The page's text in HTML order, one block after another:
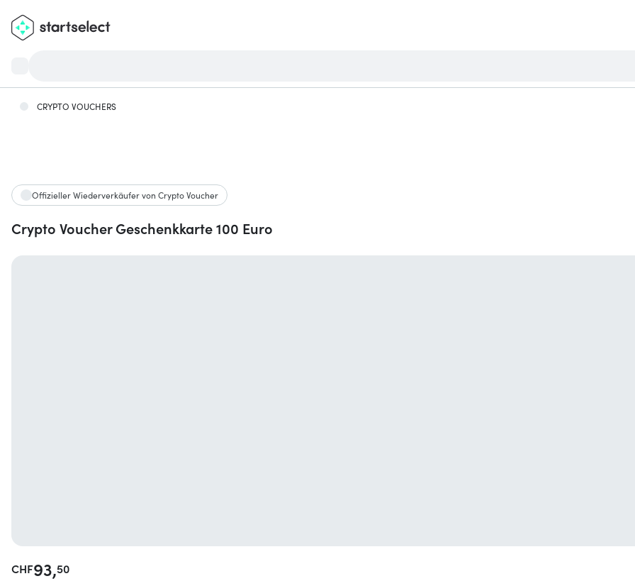
CRYPTO VOUCHERS
Offizieller Wiederverkäufer von Crypto Voucher
Crypto Voucher Geschenkkarte 100 Euro
CHF93,50